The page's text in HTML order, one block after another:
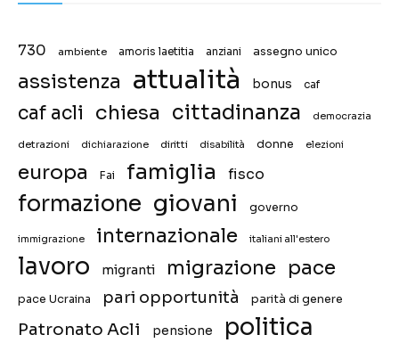
730 ambiente amoris laetitia anziani assegno unico
assistenza attualità bonus caf
caf acli chiesa cittadinanza democrazia
detrazioni dichiarazione diritti disabilità donne elezioni
europa Fai famiglia fisco
formazione giovani governo
immigrazione internazionale italiani all'estero
lavoro migranti migrazione pace
pace Ucraina pari opportunità parità di genere
Patronato Acli pensione politica